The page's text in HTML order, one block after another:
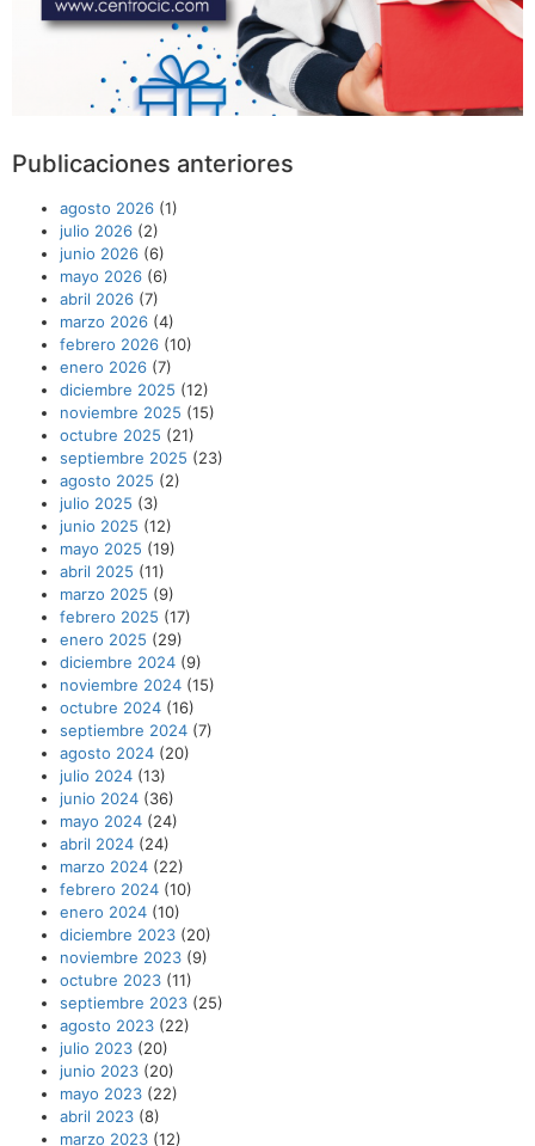
Publicaciones anteriores
agosto 2026 (1)
julio 2026 (2)
junio 2026 (6)
mayo 2026 (6)
abril 2026 (7)
marzo 2026 (4)
febrero 2026 (10)
enero 2026 (7)
diciembre 2025 (12)
noviembre 2025 (15)
octubre 2025 (21)
septiembre 2025 (23)
agosto 2025 (2)
julio 2025 (3)
junio 2025 (12)
mayo 2025 (19)
abril 2025 (11)
marzo 2025 (9)
febrero 2025 (17)
enero 2025 (29)
diciembre 2024 (9)
noviembre 2024 (15)
octubre 2024 (16)
septiembre 2024 (7)
agosto 2024 (20)
julio 2024 (13)
junio 2024 (36)
mayo 2024 (24)
abril 2024 (24)
marzo 2024 (22)
febrero 2024 (10)
enero 2024 (10)
diciembre 2023 (20)
noviembre 2023 (9)
octubre 2023 (11)
septiembre 2023 (25)
agosto 2023 (22)
julio 2023 (20)
junio 2023 (20)
mayo 2023 (22)
abril 2023 (8)
marzo 2023 (12)